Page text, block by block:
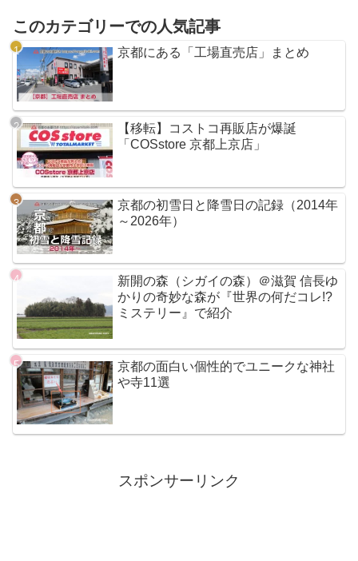
このカテゴリーでの人気記事
京都にある「工場直売店」まとめ
【移転】コストコ再販店が爆誕
「COSstore 京都上京店」
京都の初雪日と降雪日の記録（2014年
～2026年）
新開の森（シガイの森）＠滋賀 信長ゆ
かりの奇妙な森が『世界の何だコレ!?
ミステリー』で紹介
京都の面白い個性的でユニークな神社
や寺11選
スポンサーリンク